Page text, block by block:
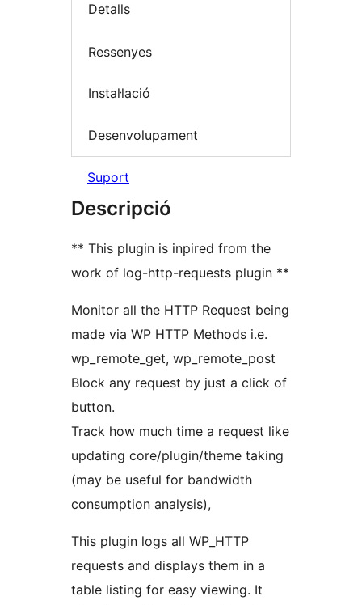
Detalls
Ressenyes
Instal·lació
Desenvolupament
Suport
Descripció
** This plugin is inpired from the
work of log-http-requests plugin **
Monitor all the HTTP Request being
made via WP HTTP Methods i.e.
wp_remote_get, wp_remote_post
Block any request by just a click of
button.
Track how much time a request like
updating core/plugin/theme taking
(may be useful for bandwidth
consumption analysis),
This plugin logs all WP_HTTP
requests and displays them in a
table listing for easy viewing. It